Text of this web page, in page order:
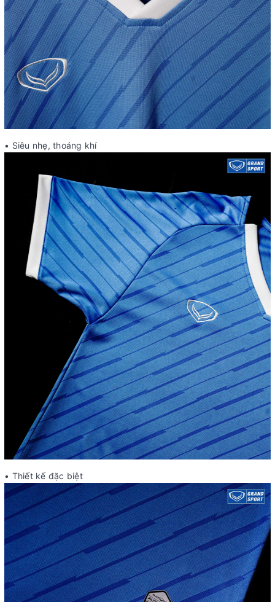
• Siêu nhẹ, thoáng khí
• Thiết kế đặc biệt